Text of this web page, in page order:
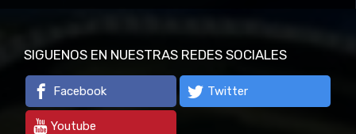
SIGUENOS EN NUESTRAS REDES SOCIALES
Facebook Twitter
Youtube